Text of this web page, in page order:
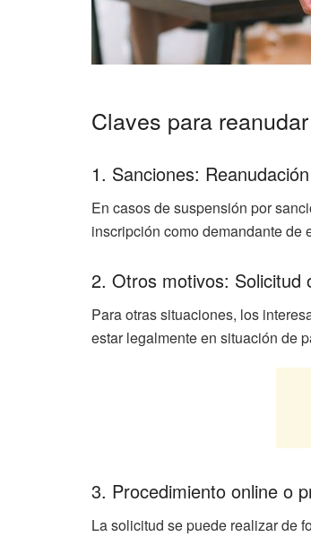
Claves para
1. Sanciones:
En casos de suspensión por
inscripción como demandante de
2. Otros motivos: Solicitud
Para otras situaciones, los
estar legalmente en situación de
3. Procedimiento online o
La solicitud se puede realizar de